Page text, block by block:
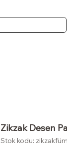
Zikzak Desen
Stok kodu: